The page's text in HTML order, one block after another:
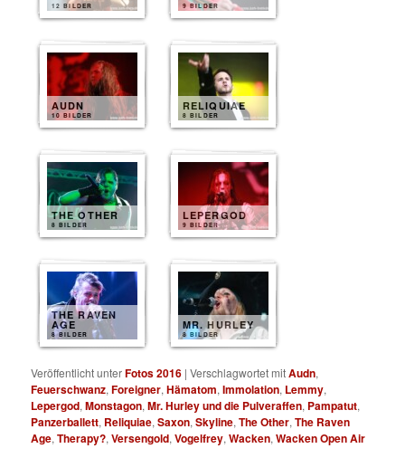
12 BILDER 9 BILDER
AUDN
10 BILDER
RELIQUIAE
8 BILDER
THE OTHER
8 BILDER
LEPERGOD
9 BILDER
THE RAVEN
AGE
8 BILDER
MR. HURLEY
8 BILDER
Veröffentlicht unterFotos 2016 |Verschlagwortet mitAudn,
Feuerschwanz,Foreigner,Hämatom,Immolation, Lemmy,
Lepergod,Monstagon,Mr. Hurley und die Pulveraffen, Pampatut,
Panzerballett, Reliquiae,Saxon,Skyline,The Other,The Raven
Age,Therapy?,Versengold,Vogelfrey,Wacken,Wacken Open Air